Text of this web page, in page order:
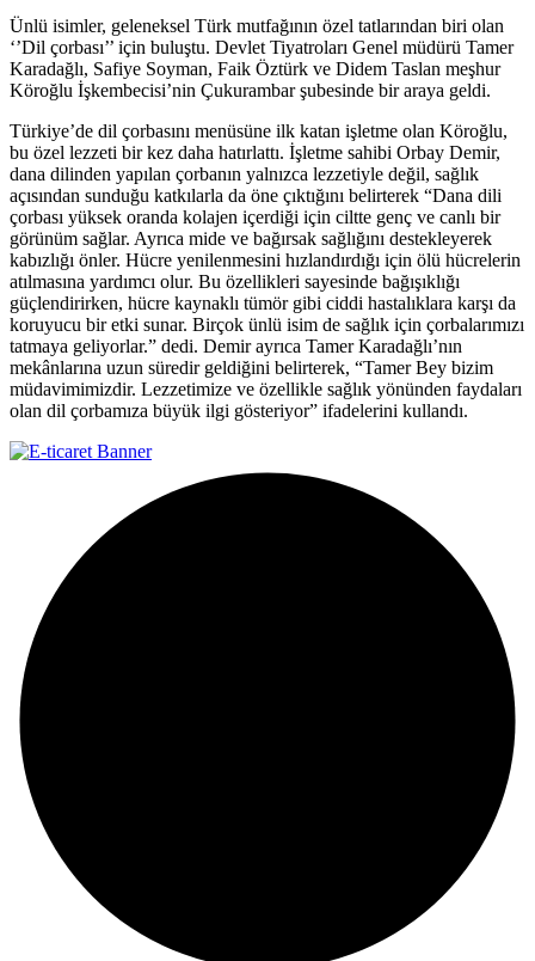
Ünlü isimler, geleneksel Türk mutfağının özel tatlarından biri olan
‘’Dil çorbası’’ için buluştu. Devlet Tiyatroları Genel müdürü Tamer
Karadağlı, Safiye Soyman, Faik Öztürk ve Didem Taslan meşhur
Köroğlu İşkembecisi’nin Çukurambar şubesinde bir araya geldi.
Türkiye’de dil çorbasını menüsüne ilk katan işletme olan Köroğlu,
bu özel lezzeti bir kez daha hatırlattı. İşletme sahibi Orbay Demir,
dana dilinden yapılan çorbanın yalnızca lezzetiyle değil, sağlık
açısından sunduğu katkılarla da öne çıktığını belirterek “Dana dili
çorbası yüksek oranda kolajen içerdiği için ciltte genç ve canlı bir
görünüm sağlar. Ayrıca mide ve bağırsak sağlığını destekleyerek
kabızlığı önler. Hücre yenilenmesini hızlandırdığı için ölü hücrelerin
atılmasına yardımcı olur. Bu özellikleri sayesinde bağışıklığı
güçlendirirken, hücre kaynaklı tümör gibi ciddi hastalıklara karşı da
koruyucu bir etki sunar. Birçok ünlü isim de sağlık için çorbalarımızı
tatmaya geliyorlar.” dedi. Demir ayrıca Tamer Karadağlı’nın
mekânlarına uzun süredir geldiğini belirterek, “Tamer Bey bizim
müdavimimizdir. Lezzetimize ve özellikle sağlık yönünden faydaları
olan dil çorbamıza büyük ilgi gösteriyor” ifadelerini kullandı.